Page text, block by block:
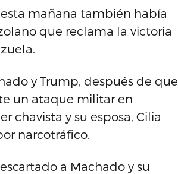
mañana también había
que reclama la victoria
y Trump, después de que
un ataque militar en
chavista y su esposa, Cilia
narcotráfico.
a Machado y su